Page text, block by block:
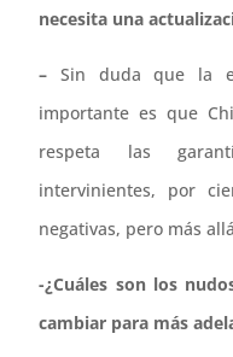
necesita una
– Sin duda que la
importante es que
respeta las
intervinientes, por
negativas, pero más
-¿Cuáles son los
cambiar para más